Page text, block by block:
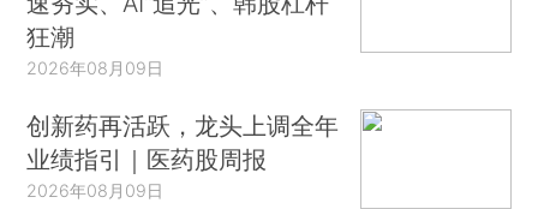
狂潮
2026年08月09日
创新药再活跃，龙头上调全年
业绩指引｜医药股周报
2026年08月09日